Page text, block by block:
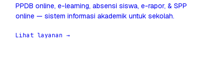
PPDB online, e-learning, absensi siswa, e-rapor, & SPP
online — sistem informasi akademik untuk sekolah.
Lihat layanan →